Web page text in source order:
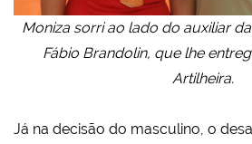
Moniza sorri ao lado do auxiliar
Fábio Brandolin, que lhe
Artilheira.
Já na decisão do masculino, o